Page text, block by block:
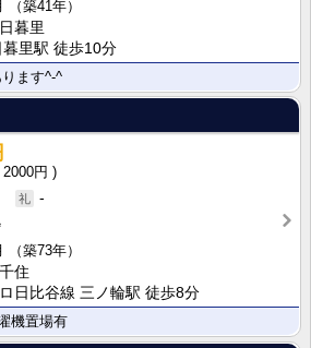
（築41年）
暮里
暮里駅 徒歩10分
ます^-^
2000円
-
（築73年）
住
日比谷線 三ノ輪駅 徒歩8分
機置場有